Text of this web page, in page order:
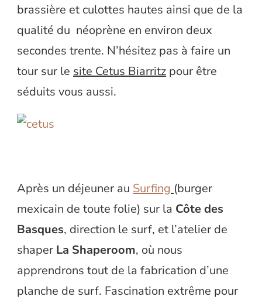
brassière et culottes hautes ainsi que de la
qualité du néoprène en environ deux
secondes trente. N’hésitez pas à faire un
tour sur le site Cetus Biarritz pour être
séduits vous aussi.
Après un déjeuner au Surfing (burger
mexicain de toute folie) sur la Côte des
Basques, direction le surf, et l’atelier de
shaper La Shaperoom, où nous
apprendrons tout de la fabrication d’une
planche de surf. Fascination extrême pour